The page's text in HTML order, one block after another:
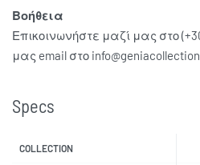
Βοήθεια
Επικοινωνήστε μαζί μας στο
μας email στο
Specs
COLLECTION